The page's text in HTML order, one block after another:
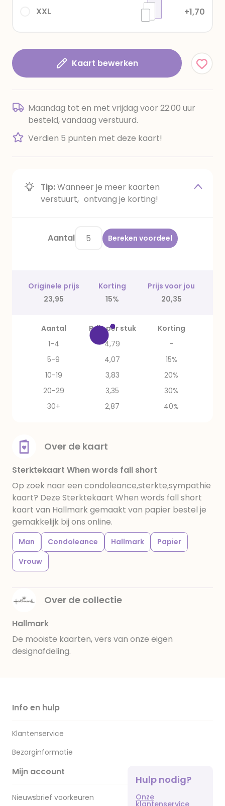
XXL +1,70
Kaart bewerken
Maandag tot en met vrijdag voor 22.00 uur
besteld, vandaag verstuurd.
Verdien 5 punten met deze kaart!
Tip:Wanneer je meer kaarten
verstuurt, ontvang je korting!
Aantal Bereken voordeel
Originele prijs Korting
Prijs voor jou
23,95
15% 20,35
Aantal Prijs per stuk
Korting
1-4
4,79
-
5-9
4,07
15%
10-19
3,83
20%
20-29
3,35
30%
30+
2,87 40%
Over de kaart
Sterktekaart When words fall short
Op zoek naar een condoleance,sterkte,sympathie
kaart? Deze Sterktekaart When words fall short
kaart van Hallmark gemaakt van papier bestel je
gemakkelijk bij ons online.
Man Condoleance Hallmark
Papier
Vrouw
Over de collectie
Hallmark
De mooiste kaarten, vers van onze eigen
designafdeling.
Info en hulp
Klantenservice
Bezorginformatie
Mijn account
Nieuwsbrief voorkeuren
Hulp nodig?
Onze
klantenservice